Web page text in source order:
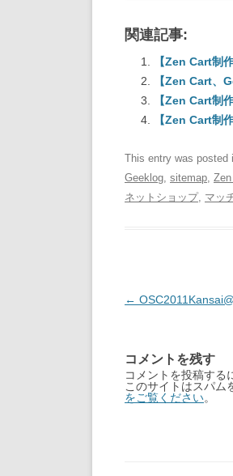
関連記事:
【Zen Cart制
【Zen Cart、
【Zen Cart制
【Zen Cart制
This entry was posted
Geeklog, sitemap,
ネットショップ, マッ
Post
←
コメントを残す
コメントを投稿する
このサイトはスパム
をご覧ください。